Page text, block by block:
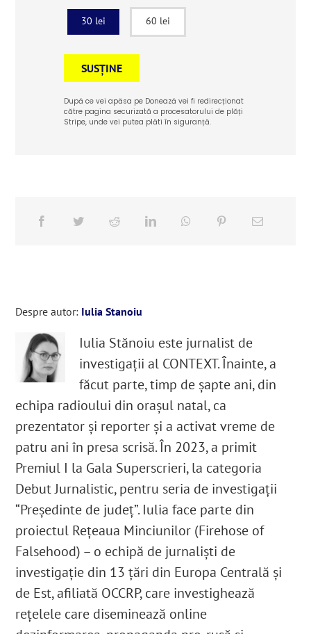
30 lei 60 lei
SUSȚINE
După ce vei apăsa pe Donează vei fi redirecționat
către pagina securizată a procesatorului de plăți
Stripe, unde vei putea plăti în siguranță.
Despre autor: Iulia Stanoiu
Iulia Stănoiu este jurnalist de
investigații al CONTEXT. Înainte, a
făcut parte, timp de șapte ani, din
echipa radioului din orașul natal, ca
prezentator și reporter și a activat vreme de
patru ani în presa scrisă. În 2023, a primit
Premiul I la Gala Superscrieri, la categoria
Debut Jurnalistic, pentru seria de investigații
“Președinte de județ”. Iulia face parte din
proiectul Rețeaua Minciunilor (Firehose of
Falsehood) – o echipă de jurnaliști de
investigație din 13 țări din Europa Centrală și
de Est, afiliată OCCRP, care investighează
rețelele care diseminează online